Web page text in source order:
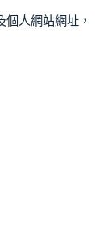
人網站網址，